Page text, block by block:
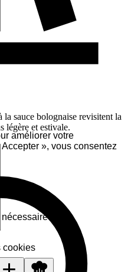
la sauce bolognaise revisitent la
légère et estivale.
améliorer votre
», vous consentez
cookies